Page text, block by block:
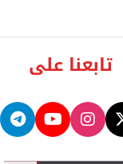
تابعنا على